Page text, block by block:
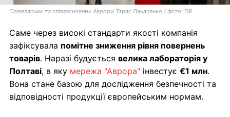
Співвласник та співзасновник Аврори Тарас Панасенко / фото: DR
Саме через високі стандарти якості компанія
зафіксувала помітне зниження рівня повернень
товарів. Наразі будується велика лабораторія у
Полтаві, в яку мережа "Аврора" інвестує €1 млн.
Вона стане базою для дослідження безпечності та
відповідності продукції європейським нормам.